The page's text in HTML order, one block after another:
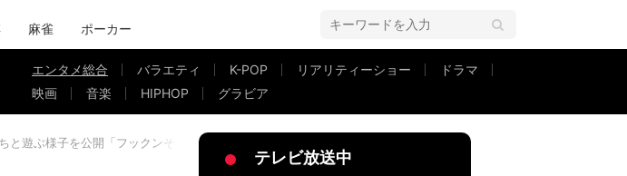
麻雀 ポーカー
エンタメ総合 バラエティ K-POP リアリティーショー
ドラマ
映画
音楽 HIPHOP グラビア
と遊ぶ様子を公開「フックンそっくり」「癒やされました」などの声
テレビ放送中